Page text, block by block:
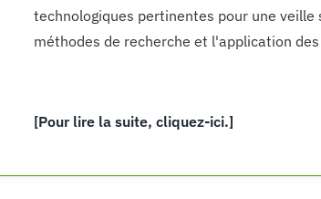
technologiques pertinentes pour une
méthodes de recherche et l'application
[Pour lire la suite, cliquez-ici.]